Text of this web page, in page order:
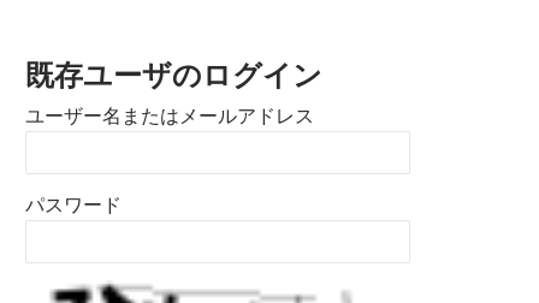
既存ユーザのログイン
ユーザー名またはメールアドレス
パスワード